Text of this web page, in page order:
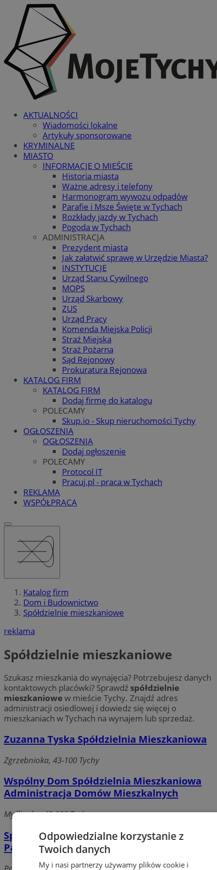
AKTUALNOŚCI
Wiadomości lokalne
Artykuły sponsorowane
KRYMINALNE
MIASTO
INFORMACJE O MIEŚCIE
Historia miasta
Ważne adresy i telefony
Harmonogram wywozu odpadów
Parafie i Msze Święte w Tychach
Rozkłady jazdy w Tychach
Pogoda w Tychach
ADMINISTRACJA
Prezydent miasta
Jak załatwić sprawę w Urzędzie Miasta?
INSTYTUCJE
Urząd Stanu Cywilnego
MOPS
Urząd Skarbowy
ZUS
Urząd Pracy
Komenda Miejska Policji
Straż Miejska
Straż Pożarna
Sąd Rejonowy
Prokuratura Rejonowa
KATALOG FIRM
KATALOG FIRM
Dodaj firmę do katalogu
POLECAMY
Skup.io - Skup nieruchomości Tychy
OGŁOSZENIA
OGŁOSZENIA
Dodaj ogłoszenie
POLECAMY
Protocol IT
Pracuj.pl - praca w Tychach
REKLAMA
WSPÓŁPRACA
Katalog firm
Dom i Budownictwo
Spółdzielnie mieszkaniowe
reklama
Spółdzielnie mieszkaniowe
Szukasz mieszkania do wynajęcia? Potrzebujesz danych
kontaktowych placówki? Sprawdź spółdzielnie
mieszkaniowew mieście Tychy. Znajdź adres
administracji osiedlowej i dowiedz się więcej o
mieszkaniach w Tychach na wynajem lub sprzedaż.
Zuzanna Tyska Spółdzielnia Mieszkaniowa
Zgrzebnioka, 43-100 Tychy
Wspólny Dom Spółdzielnia Mieszkaniowa
Administracja Domów Mieszkalnych
Myśliwska, 43-100 Tychy
Spółdzielnia Mieszkaniowa Właścicieli
Paprotka
Odpowiedzialne korzystanie z
Twoich danych
My i nasi partnerzy używamy plików cookie i